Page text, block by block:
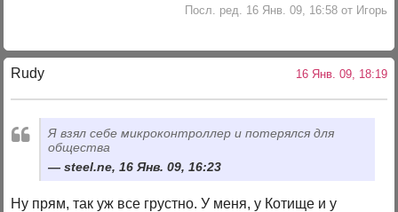
Посл. ред. 16 Янв. 09, 16:58 от Игорь
Rudy 16 Янв. 09, 18:19
Я взял себе микроконтроллер и потерялся для
общества
steel.ne, 16 Янв. 09, 16:23
Ну прям, так уж все грустно. У меня, у Котище и у